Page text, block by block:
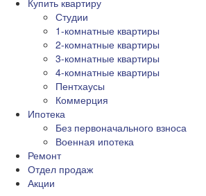
Купить квартиру
Студии
1-комнатные квартиры
2-комнатные квартиры
3-комнатные квартиры
4-комнатные квартиры
Пентхаусы
Коммерция
Ипотека
Без первоначального взноса
Военная ипотека
Ремонт
Отдел продаж
Акции